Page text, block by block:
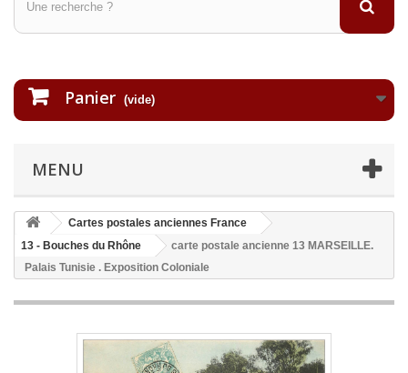
Panier (vide)
MENU
Cartes postales anciennes France
13 - Bouches du Rhône
carte postale ancienne 13 MARSEILLE.
Palais Tunisie . Exposition Coloniale